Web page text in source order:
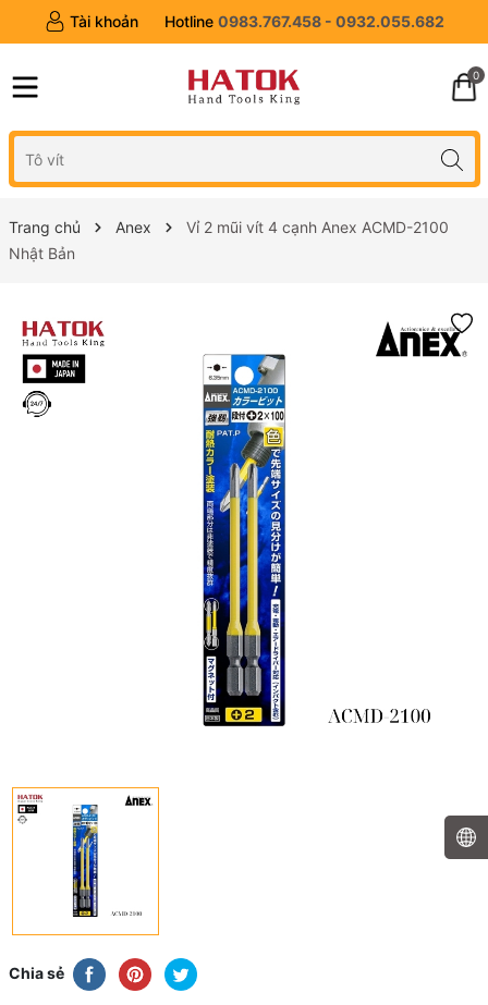
Tài khoản Hotline 0983.767.458 - 0932.055.682
0
Trang chủ Anex
Vỉ 2 mũi vít 4 cạnh Anex ACMD-2100
Nhật Bản
Chia sẻ